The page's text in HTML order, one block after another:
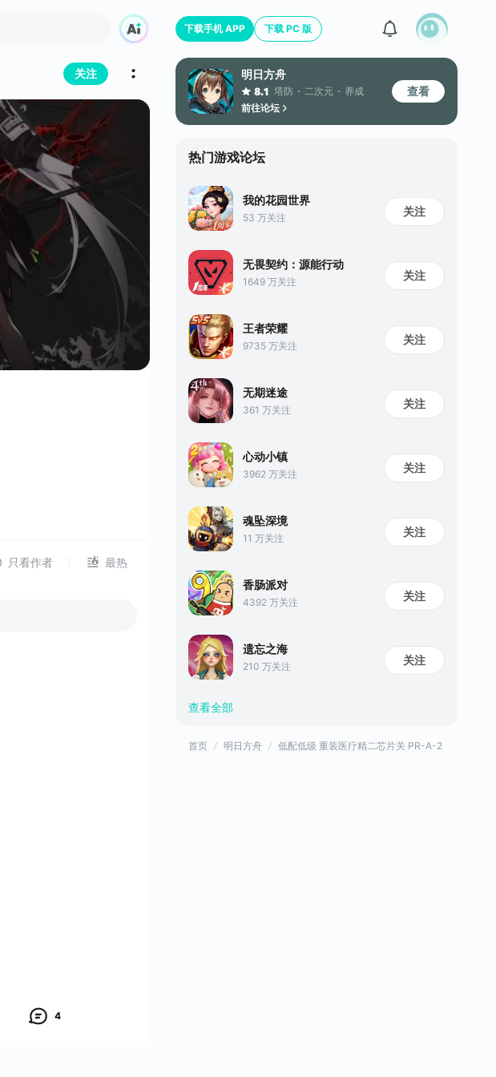
关注
只看作者 最热
4
下载手机 APP 下载 PC 版
明日方舟
8.1 塔防 二次元
养成
前往论坛
查看
热门游戏论坛
我的花园世界
53 万关注 关注
无畏契约：源能行动
1649 万关注 关注
王者荣耀
9735 万关注 关注
无期迷途
361 万关注 关注
心动小镇
3962 万关注 关注
魂坠深境
11 万关注 关注
香肠派对
4392 万关注 关注
遗忘之海
210 万关注 关注
查看全部
首页 明日方舟 低配低级 重装医疗精二芯片关 PR-A-2